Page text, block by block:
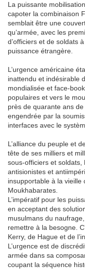
La puissante
capoter la combinaison
semblait être une
qu’armée, avec les
d’officiers et de soldats
puissance étrangère.
L’urgence américaine
inattendu et indésirable
mondialisée et face-
populaires et vers le
près de quarante ans
engendrée par la
interfaces avec le
L’alliance du peuple et
tête de ses milliers et
sous-officiers et soldats,
antisionistes et
insupportable à la
Moukhabarates.
L’impératif pour les
en acceptant des
musulmans du
remettre à la besogne.
Kerry, de Hague et de
L’urgence est de
armée dans sa
coupant la séquence